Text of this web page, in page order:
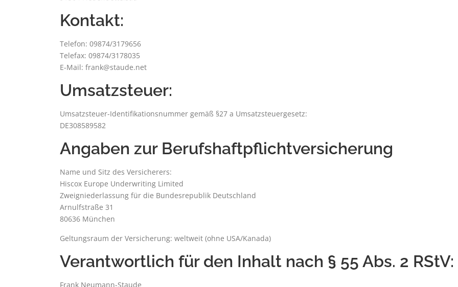
Kontakt:
Telefon: 09874/3179656
Telefax: 09874/3178035
E-Mail: frank@staude.net
Umsatzsteuer:
Umsatzsteuer-Identifikationsnummer gemäß §27 a Umsatzsteuergesetz:
DE308589582
Angaben zur Berufshaftpflichtversicherung
Name und Sitz des Versicherers:
Hiscox Europe Underwriting Limited
Zweigniederlassung für die Bundesrepublik Deutschland
Arnulfstraße 31
80636 München
Geltungsraum der Versicherung: weltweit (ohne USA/Kanada)
Verantwortlich für den Inhalt nach § 55 Abs. 2 RStV:
Frank Neumann-Staude